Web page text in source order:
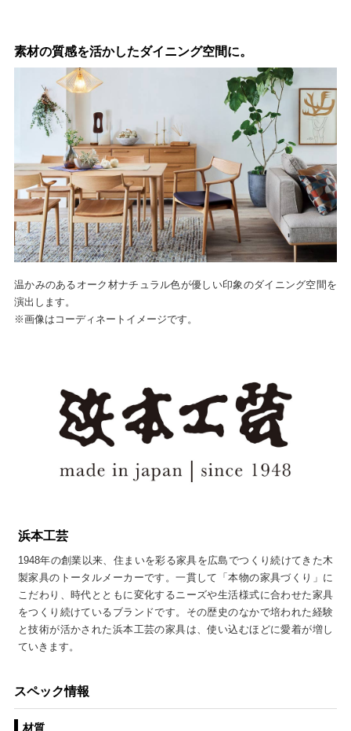
素材の質感を活かしたダイニング空間に。
温かみのあるオーク材ナチュラル色が優しい印象のダイニング空間を
演出します。
※画像はコーディネートイメージです。
浜本工芸
1948年の創業以来、住まいを彩る家具を広島でつくり続けてきた木
製家具のトータルメーカーです。一貫して「本物の家具づくり」に
こだわり、時代とともに変化するニーズや生活様式に合わせた家具
をつくり続けているブランドです。その歴史のなかで培われた経験
と技術が活かされた浜本工芸の家具は、使い込むほどに愛着が増し
ていきます。
スペック情報
材質